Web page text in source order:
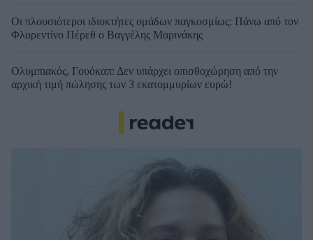
Οι πλουσιότεροι ιδιοκτήτες ομάδων παγκοσμίως: Πάνω από τον
Φλορεντίνο Πέρεθ ο Βαγγέλης Μαρινάκης
Ολυμπιακός, Γουόκαπ: Δεν υπάρχει οπισθοχώρηση από την
αρχική τιμή πώλησης των 3 εκατομμυρίων ευρώ!